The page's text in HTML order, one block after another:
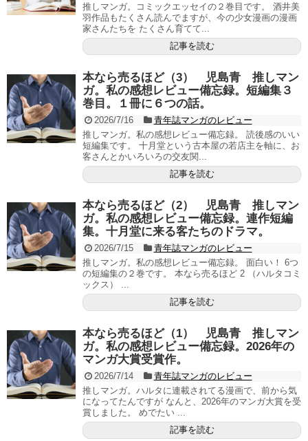
推しマンガ。コミックエッセイの２巻目です。 酒井美
羽作品もたくさん読んでますが、今の少女漫画の漫画
家さんたちを たくさん育てて...
記事を読む
本なら売るほど（3） 児島青 推しマン
ガ。私の感想レビュー備忘録。短編集３
巻目。１冊に６つの話。
2026/7/16
青年誌マンガのレビュー
推しマンガ。私の感想レビュー備忘録。 読後感のいい
短編集です。 十月堂という古本屋の若店主を軸に、お
客さんとかいろいろの交友関...
記事を読む
本なら売るほど（2） 児島青 推しマン
ガ。私の感想レビュー備忘録。連作短編
集。十月堂に来る客たちのドラマ。
2026/7/15
青年誌マンガのレビュー
推しマンガ。私の感想レビュー備忘録。 面白い！ 6つ
の短編集の２巻です。 本なら売るほど 2 （ハルタコミ
ックス） ...
記事を読む
本なら売るほど（1） 児島青 推しマン
ガ。私の感想レビュー備忘録。2026年の
マンガ大賞受賞作。
2026/7/14
青年誌マンガのレビュー
推しマンガ。ハルタに連載されてる漫画で、前から気
になってたんですが なんと、2026年のマンガ大賞を受
賞しました。 めでたい ...
記事を読む